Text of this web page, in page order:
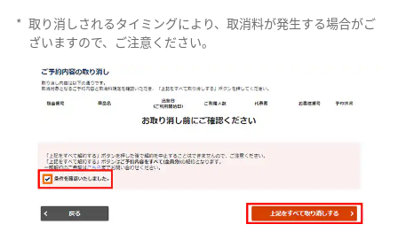
* 取り消しされるタイミングにより、取消料が発生する場合がご
ざいますので、ご注意ください。